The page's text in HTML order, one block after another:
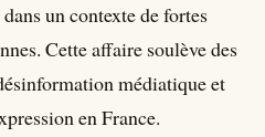
un contexte de fortes
Cette affaire soulève des
médiatique et
en France.